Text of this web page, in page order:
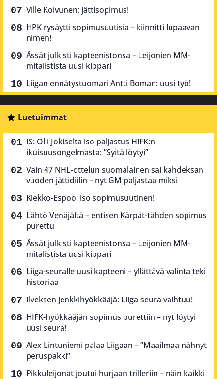
Ville Koivunen: jättisopimus!
HPK rysäytti sopimusuutisia – kiinnitti lupaavan
nimen!
Ässät julkisti kapteenistonsa – Leijonien MM-
mitalistista uusi kippari
Liigan ennätystuomari Antti Boman: uusi työ!
Luetuimmat
IS: Olli Jokiselta iso paljastus HIFK:n
ikuisuusongelmasta: ”Syitä löytyi”
Vain 47 NHL-ottelun suomalainen sai kahdeksan
vuoden jättidiilin – nyt GM paljastaa miksi
Kiekko-Espoo: iso sopimusuutinen!
Lähtö Venäjältä – entisen Kärpät-tähden sopimus
purettu
Ässät julkisti kapteenistonsa – Leijonien MM-
mitalistista uusi kippari
Liiga-seuralle uusi kapteeni – yllättävä valinta teki
historiaa
Ilveksen jenkkihyökkääjä: Liiga-seura vaihtuu!
HIFK-hyökkääjän sopimus purettiin – nyt löytyi
uusi seura!
Alex Lintuniemi palaa Liigaan – ”Maailmaa nähnyt
peruspakki”
Pikkuleijonat joutui hurjaan trilleriin – näin kaikki